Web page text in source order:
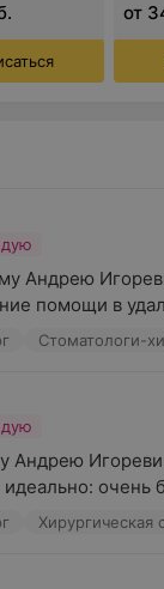
коронок из
подобрать
от
Андрею
помощи в
Стоматологи-
очень
Хирургическая